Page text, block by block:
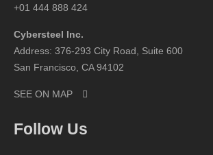
+01 444 888 424
Cybersteel Inc.
Address: 376-293 City Road, Suite 600
San Francisco, CA 94102
SEE ON MAP
Follow Us